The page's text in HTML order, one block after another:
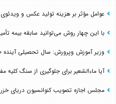
عوامل مؤثر بر هزینه تولید عکس و ویدئوی
با این چهار روش می‌توانید سابقه بیمه
وزیر آموزش وپرورش: سال تحصیلی آینده ۱۰۰ درصد حضوری آغاز می شود
آیا ماءالشعیر برای جلوگیری از سنگ کلیه
مجلس اجازه تصویب کنوانسیون دریای